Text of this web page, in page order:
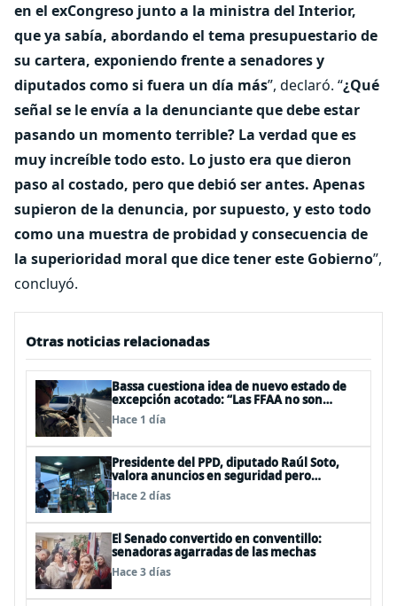
en el exCongreso junto a la ministra del Interior,
que ya sabía, abordando el tema presupuestario de
su cartera, exponiendo frente a senadores y
diputados como si fuera un día más”, declaró. “¿Qué
señal se le envía a la denunciante que debe estar
pasando un momento terrible? La verdad que es
muy increíble todo esto. Lo justo era que dieron
paso al costado, pero que debió ser antes. Apenas
supieron de la denuncia, por supuesto, y esto todo
como una muestra de probidad y consecuencia de
la superioridad moral que dice tener este Gobierno”,
concluyó.
Otras noticias relacionadas
Bassa cuestiona idea de nuevo estado de
excepción acotado: “Las FFAA no son
policías”
Hace 1 día
Presidente del PPD, diputado Raúl Soto,
valora anuncios en seguridad pero
advierte ausencia clave: alzamiento del
secreto bancario
Hace 2 días
El Senado convertido en conventillo:
senadoras agarradas de las mechas
Hace 3 días